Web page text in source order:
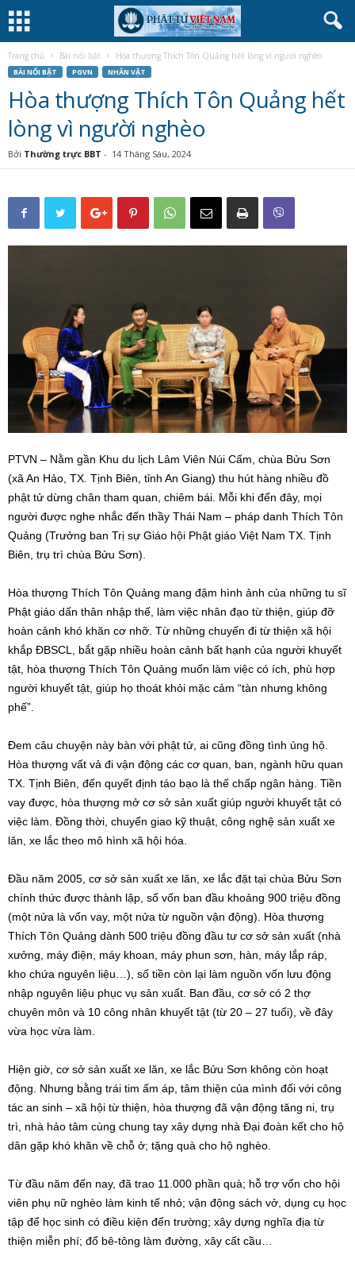
Trang chủ Bài nổi bật Hòa thượng Thích Tôn Quảng hết lòng vì người nghèo
BÀI NỔI BẬT PGVN NHÂN VẬT
Hòa thượng Thích Tôn Quảng hết
lòng vì người nghèo
Bởi Thường trực BBT - 14 Tháng Sáu, 2024
PTVN – Nằm gần Khu du lịch Lâm Viên Núi Cấm, chùa Bửu Sơn
(xã An Hảo, TX. Tịnh Biên, tỉnh An Giang) thu hút hàng nhiều đồ
phật tử dừng chân tham quan, chiêm bái. Mỗi khi đến đây, mọi
người được nghe nhắc đến thầy Thái Nam – pháp danh Thích Tôn
Quảng (Trưởng ban Trị sự Giáo hội Phật giáo Việt Nam TX. Tịnh
Biên, trụ trì chùa Bửu Sơn).
Hòa thượng Thích Tôn Quảng mang đậm hình ảnh của những tu sĩ
Phật giáo dấn thân nhập thế, làm việc nhân đạo từ thiện, giúp đỡ
hoàn cảnh khó khăn cơ nhỡ. Từ những chuyến đi từ thiện xã hội
khắp ĐBSCL, bắt gặp nhiều hoàn cảnh bất hạnh của người khuyết
tật, hòa thượng Thích Tôn Quảng muốn làm việc có ích, phù hợp
người khuyết tật, giúp họ thoát khỏi mặc cảm “tàn nhưng không
phế”.
Đem câu chuyện này bàn với phật tử, ai cũng đồng tình ủng hộ.
Hòa thượng vất vả đi vận động các cơ quan, ban, ngành hữu quan
TX. Tịnh Biên, đến quyết định táo bạo là thế chấp ngân hàng. Tiền
vay được, hòa thượng mở cơ sở sản xuất giúp người khuyết tật có
việc làm. Đồng thời, chuyển giao kỹ thuật, công nghệ sản xuất xe
lăn, xe lắc theo mô hình xã hội hóa.
Đầu năm 2005, cơ sở sản xuất xe lăn, xe lắc đặt tại chùa Bửu Sơn
chính thức được thành lập, số vốn ban đầu khoảng 900 triệu đồng
(một nửa là vốn vay, một nửa từ nguồn vận động). Hòa thượng
Thích Tôn Quảng dành 500 triệu đồng đầu tư cơ sở sản xuất (nhà
xưởng, máy điện, máy khoan, máy phun sơn, hàn, máy lắp ráp,
kho chứa nguyên liệu…), số tiền còn lại làm nguồn vốn lưu động
nhập nguyên liệu phục vụ sản xuất. Ban đầu, cơ sở có 2 thợ
chuyên môn và 10 công nhân khuyết tật (từ 20 – 27 tuổi), về đây
vừa học vừa làm.
Hiện giờ, cơ sở sản xuất xe lăn, xe lắc Bửu Sơn không còn hoạt
động. Nhưng bằng trái tim ấm áp, tâm thiện của mình đối với công
tác an sinh – xã hội từ thiện, hòa thượng đã vận động tăng ni, trụ
trì, nhà hảo tâm cùng chung tay xây dựng nhà Đại đoàn kết cho hộ
dân gặp khó khăn về chỗ ở; tặng quà cho hộ nghèo.
Từ đầu năm đến nay, đã trao 11.000 phần quà; hỗ trợ vốn cho hội
viên phụ nữ nghèo làm kinh tế nhỏ; vận động sách vở, dụng cụ học
tập để học sinh có điều kiện đến trường; xây dựng nghĩa địa từ
thiện miễn phí; đổ bê-tông làm đường, xây cất cầu…